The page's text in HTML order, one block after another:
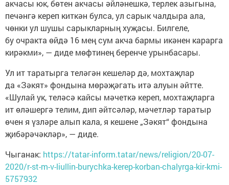
акчасы юк, бөтен акчасы әйләнешкә, терлек азыгына,
печәнгә кереп киткән булса, ул сарык чалдыра ала,
чөнки ул шушы сарыкларның хуҗасы. Билгеле,
бу очракта өйдә 16 мең сум акча бармы икәнен карарга
кирәкми», — диде мөфтинең беренче урынбасары.
Ул ит таратырга теләгән кешеләр дә, мохтаҗлар
да «Зәкят» фондына мөрәҗәгать итә алуын әйтте.
«Шулай ук, теләсә кайсы мәчеткә кереп, мохтаҗларга
ит өләшергә телим, дип әйтсәләр, мәчетләр таратыр
өчен я үзләре алып кала, я кешене „Зәкят“ фондына
җибәрәчәкләр», — диде.
Чыганак: https://tatar-inform.tatar/news/religion/20-07-
2020/r-st-m-v-liullin-burychka-kerep-korban-chalyrga-kir-kmi-
5757932